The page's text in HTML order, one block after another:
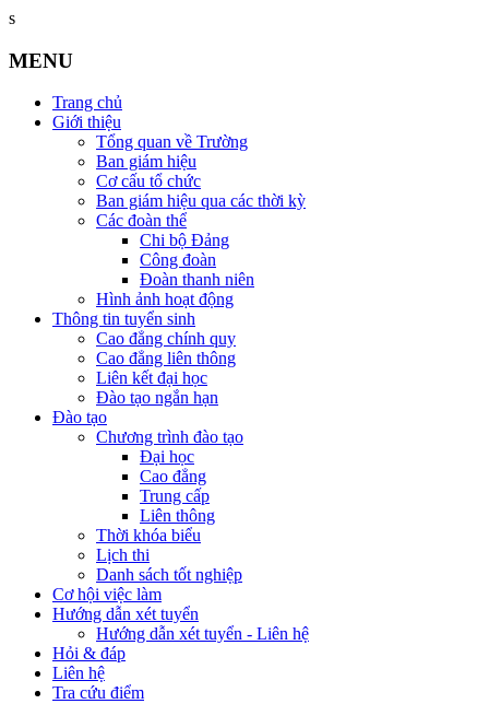
s
MENU
Trang chủ
Giới thiệu
Tổng quan về Trường
Ban giám hiệu
Cơ cấu tổ chức
Ban giám hiệu qua các thời kỳ
Các đoàn thể
Chi bộ Đảng
Công đoàn
Đoàn thanh niên
Hình ảnh hoạt động
Thông tin tuyển sinh
Cao đẳng chính quy
Cao đẳng liên thông
Liên kết đại học
Đào tạo ngắn hạn
Đào tạo
Chương trình đào tạo
Đại học
Cao đẳng
Trung cấp
Liên thông
Thời khóa biểu
Lịch thi
Danh sách tốt nghiệp
Cơ hội việc làm
Hướng dẫn xét tuyển
Hướng dẫn xét tuyển - Liên hệ
Hỏi & đáp
Liên hệ
Tra cứu điểm